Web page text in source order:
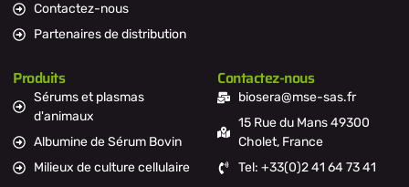
Contactez-nous
Partenaires de distribution
Produits
Sérums et plasmas
d'animaux
Albumine de Sérum Bovin
Milieux de culture cellulaire
Contactez-nous
biosera@mse-sas.fr
15 Rue du Mans 49300
Cholet, France
Tel: +33(0)2 41 64 73 41